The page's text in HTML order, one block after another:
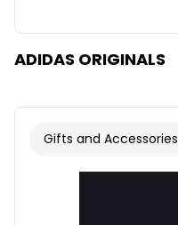
ADIDAS ORIGINALS
Gifts and Accessories